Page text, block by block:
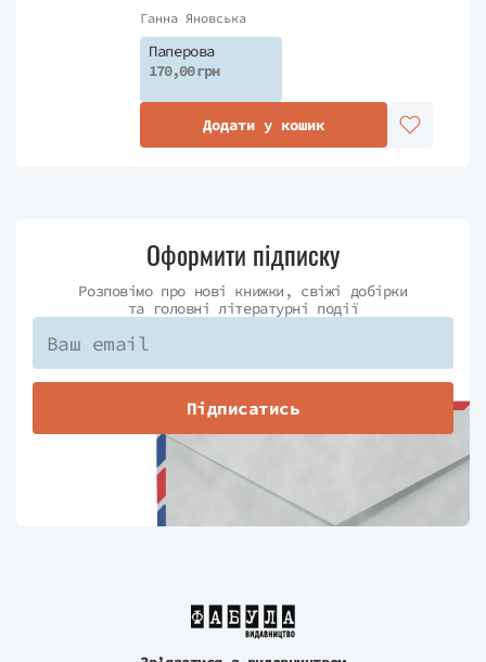
Ганна Яновська
Паперова
170,00 грн
Додати у кошик
Оформити підписку
Розповімо про нові книжки, свіжі добірки
та головні літературні події
Підписатись